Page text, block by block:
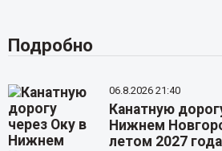
Подробно
06.8.2026 21:40
Канатную
Нижнем
летом 2027 года